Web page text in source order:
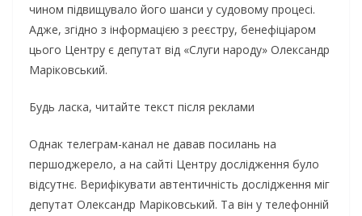
чином підвищувало його шанси у судовому процесі.
Адже, згідно з інформацією з реєстру, бенефіціаром
цього Центру є депутат від «Слуги народу» Олександр
Маріковський.
Будь ласка, читайте текст після реклами
Однак телеграм-канал не давав посилань на
першоджерело, а на сайті Центру дослідження було
відсутнє. Верифікувати автентичність дослідження міг
депутат Олександр Маріковський. Та він у телефонній